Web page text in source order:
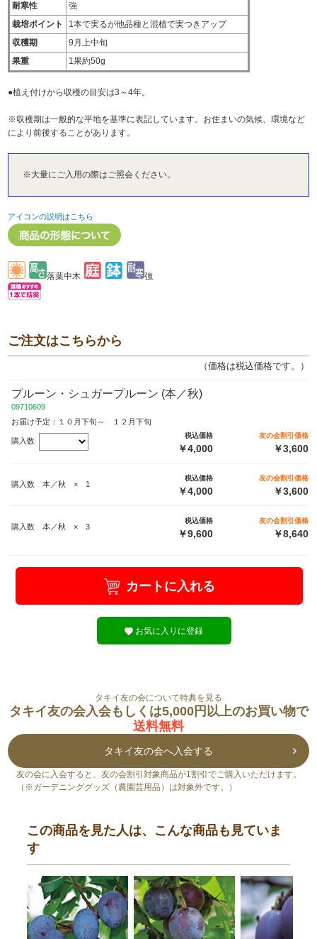
耐寒性
強
栽培ポイント
1本で実るが他品種と混植で実つきアップ
収穫期
9月上中旬
果重
1果約50g
●植え付けから収穫の目安は3～4年。
※収穫期は一般的な平地を基準に表記しています。お住まいの気候、環境など
により前後することがあります。
※大量にご入用の際はご照会ください。
アイコンの説明はこちら
落葉中木 強
ご注文はこちらから
（価格は税込価格です。）
プルーン・シュガープルーン (本／秋)
09710609
お届け予定：１０月下旬～ １２月下旬
購入数
税込価格
￥4,000
友の会割引価格
￥3,600
購入数 本／秋 × 1
税込価格
￥4,000
友の会割引価格
￥3,600
購入数 本／秋 × 3
税込価格
￥9,600
友の会割引価格
￥8,640
カートに入れる
お気に入りに登録
タキイ友の会について特典を見る
タキイ友の会入会もしくは5,000円以上のお買い物で
送料無料
タキイ友の会へ入会する
友の会に入会すると、友の会割引対象商品が1割引でご購入いただけます。
（※ガーデニンググッズ（農園芸用品）は対象外です。）
この商品を見た人は、こんな商品も見ていま
す